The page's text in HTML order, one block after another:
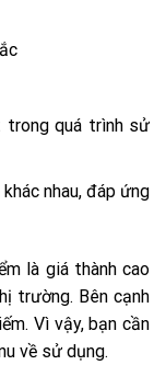
trong quá trình sử
nhau, đáp ứng
là giá thành cao
trường. Bên cạnh
Vì vậy, bạn cần
về sử dụng.